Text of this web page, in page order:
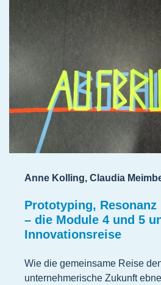
Anne Kolling, Claudia
Prototyping,
– die Module 4 und 5
Innovationsreise
Wie die gemeinsame Reise
unternehmerische Zukunft